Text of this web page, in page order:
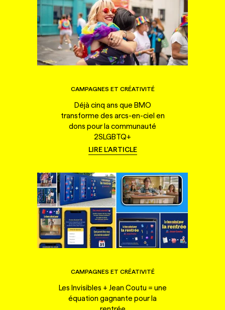
CAMPAGNES ET CRÉATIVITÉ
Déjà cinq ans que BMO
transforme des arcs-en-ciel en
dons pour la communauté
2SLGBTQ+
LIRE L'ARTICLE
CAMPAGNES ET CRÉATIVITÉ
Les Invisibles + Jean Coutu = une
équation gagnante pour la